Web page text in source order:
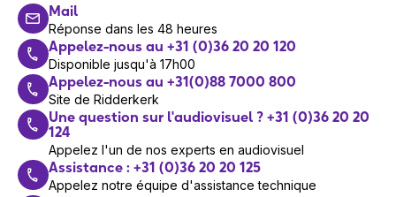
Mail
Réponse dans les 48 heures
Appelez-nous au +31 (0)36 20 20 120
Disponible jusqu'à 17h00
Appelez-nous au +31(0)88 7000 800
Site de Ridderkerk
Une question sur l'audiovisuel ? +31 (0)36 20 20
124
Appelez l'un de nos experts en audiovisuel
Assistance : +31 (0)36 20 20 125
Appelez notre équipe d'assistance technique